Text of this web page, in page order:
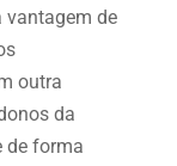
vantagem de
outra
da
de forma